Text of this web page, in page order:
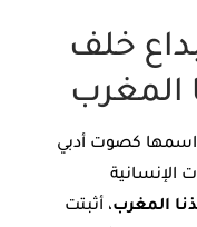
خلف
المغرب
اسمها كصوت أدبي
الإنسانية
المغرب، أثبتت